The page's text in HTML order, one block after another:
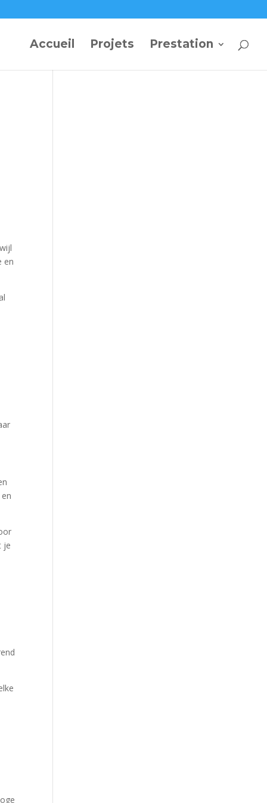
Accueil Projets Prestation
en
je